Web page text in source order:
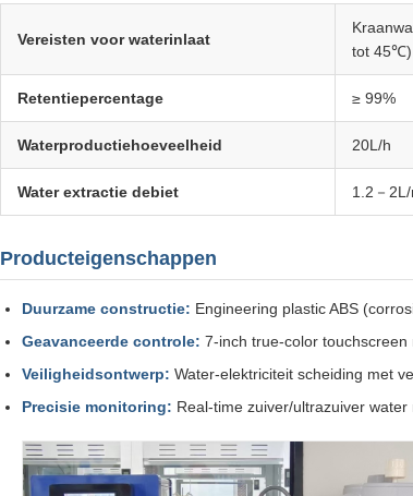
Vereisten voor waterinlaat
tot 45℃)
Retentiepercentage ≥ 99%
Waterproductiehoeveelheid 20L/h
Water extractie debiet 1.2－
Producteigenschappen
Duurzame constructie: Engineering plastic ABS
Geavanceerde controle: 7-inch true-color
Veiligheidsontwerp: Water-elektriciteit scheiding met
Precisie monitoring: Real-time zuiver/ultrazuiver